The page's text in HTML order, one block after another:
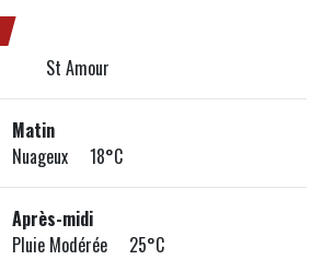
St Amour
Matin
Nuageux 18°C
Après-midi
Pluie Modérée 25°C